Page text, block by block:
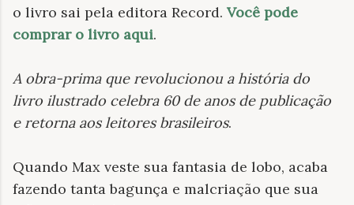
o livro sai pela editora Record. Você pode
comprar o livro aqui.
A obra-prima que revolucionou a história do
livro ilustrado celebra 60 de anos de publicação
e retorna aos leitores brasileiros.
Quando Max veste sua fantasia de lobo, acaba
fazendo tanta bagunça e malcriação que sua